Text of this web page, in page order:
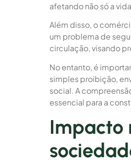
afetando não só a
Além disso, o
um problema de
circulação, visando
No entanto, é
simples proibição,
social. A
essencial para a
Impacto